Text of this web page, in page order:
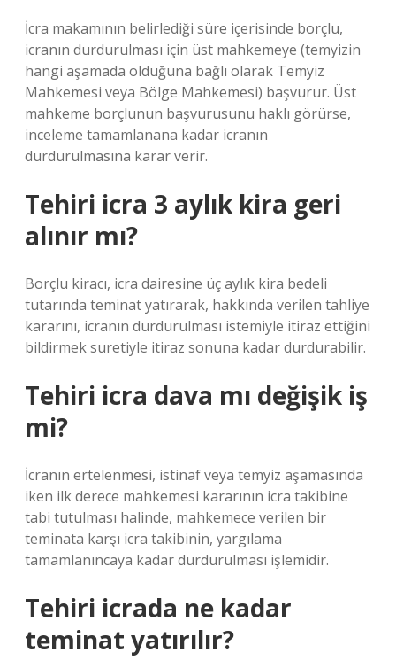
İcra makamının belirlediği süre içerisinde borçlu,
icranın durdurulması için üst mahkemeye (temyizin
hangi aşamada olduğuna bağlı olarak Temyiz
Mahkemesi veya Bölge Mahkemesi) başvurur. Üst
mahkeme borçlunun başvurusunu haklı görürse,
inceleme tamamlanana kadar icranın
durdurulmasına karar verir.
Tehiri icra 3 aylık kira geri
alınır mı?
Borçlu kiracı, icra dairesine üç aylık kira bedeli
tutarında teminat yatırarak, hakkında verilen tahliye
kararını, icranın durdurulması istemiyle itiraz ettiğini
bildirmek suretiyle itiraz sonuna kadar durdurabilir.
Tehiri icra dava mı değişik iş
mi?
İcranın ertelenmesi, istinaf veya temyiz aşamasında
iken ilk derece mahkemesi kararının icra takibine
tabi tutulması halinde, mahkemece verilen bir
teminata karşı icra takibinin, yargılama
tamamlanıncaya kadar durdurulması işlemidir.
Tehiri icrada ne kadar
teminat yatırılır?